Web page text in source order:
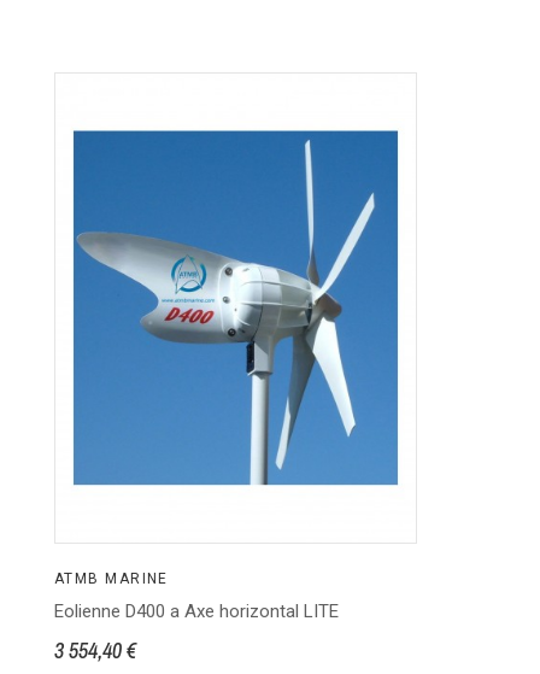
ATMB MARINE
Eolienne D400 a Axe horizontal LITE
3 554,40 €